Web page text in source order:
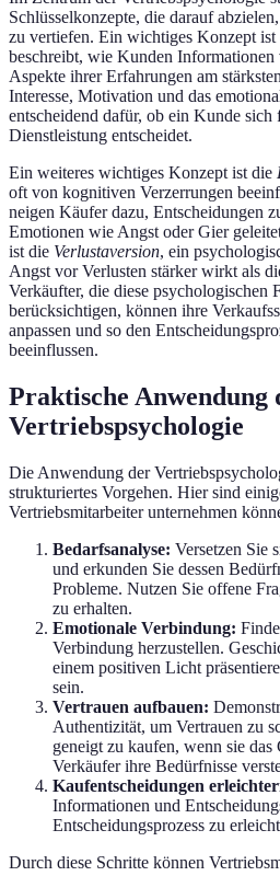
Schlüsselkonzepte, die darauf
zu vertiefen. Ein wichtiges Konzept ist
beschreibt, wie Kunden Informationen
Aspekte ihrer Erfahrungen am
Interesse, Motivation und das
entscheidend dafür, ob ein Kunde
Dienstleistung entscheidet.
Ein weiteres wichtiges Konzept ist die
oft von kognitiven Verzerrungen
neigen Käufer dazu, Entscheidungen
Emotionen wie Angst oder Gier
ist die Verlustaversion, ein
Angst vor Verlusten stärker wirkt als
Verkäufter, die diese psychologischen
berücksichtigen, können ihre
anpassen und so den
beeinflussen.
Praktische Anwendung
Vertriebspsychologie
Die Anwendung der
strukturiertes Vorgehen. Hier sind
Vertriebsmitarbeiter unternehmen
Bedarfsanalyse: Versetzen Sie
und erkunden Sie dessen
Probleme. Nutzen Sie offene
zu erhalten.
Emotionale Verbindung:
Verbindung herzustellen.
einem positiven Licht
sein.
Vertrauen aufbauen:
Authentizität, um Vertrauen zu
geneigt zu kaufen, wenn sie das
Verkäufer ihre Bedürfnisse
Kaufentscheidungen
Informationen und
Entscheidungsprozess zu
Durch diese Schritte können